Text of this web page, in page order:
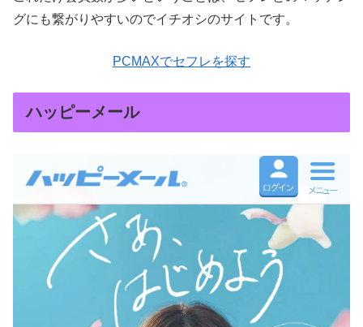
グにも繋がりやすいのでイチオシのサイトです。
PCMAXでセフレを探す
ハッピーメール